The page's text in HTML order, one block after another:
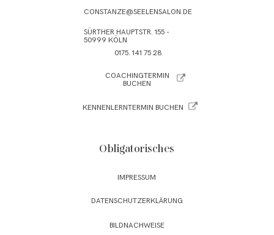
Obligatorisches
IMPRESSUM
CONSTANZE@SEELENSALON.DE
SÜRTHER HAUPTSTR. 155 -
50999 KÖLN
DATENSCHUTZERKLÄRUNG
BILDNACHWEISE
0175. 141 75 28
COACHINGTERMIN
BUCHEN
KENNENLERNTERMIN BUCHEN